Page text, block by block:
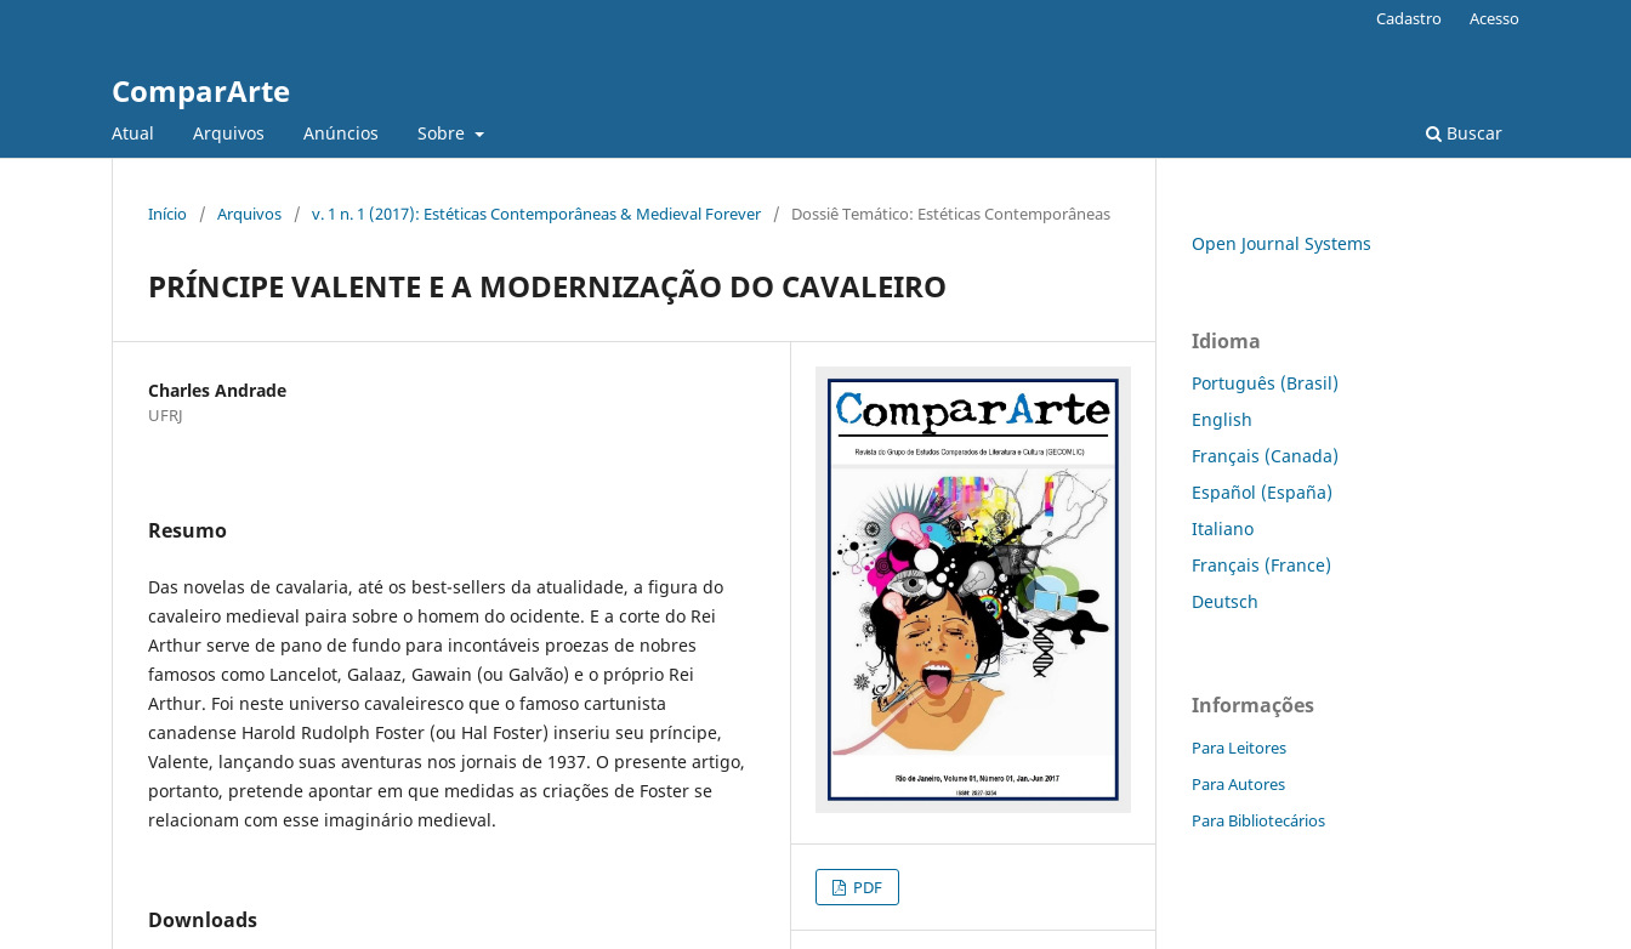
ComparArte
Atual Arquivos Anúncios Sobre Buscar
Cadastro Acesso
Início / Arquivos / v. 1 n. 1 (2017): Estéticas Contemporâneas & Medieval Forever / Dossiê Temático: Estéticas Contemporâneas
PRÍNCIPE VALENTE E A MODERNIZAÇÃO DO CAVALEIRO
Charles Andrade
UFRJ
Resumo
Das novelas de cavalaria, até os best-sellers da atualidade, a figura do
cavaleiro medieval paira sobre o homem do ocidente. E a corte do Rei
Arthur serve de pano de fundo para incontáveis proezas de nobres
famosos como Lancelot, Galaaz, Gawain (ou Galvão) e o próprio Rei
Arthur. Foi neste universo cavaleiresco que o famoso cartunista
canadense Harold Rudolph Foster (ou Hal Foster) inseriu seu príncipe,
Valente, lançando suas aventuras nos jornais de 1937. O presente artigo,
portanto, pretende apontar em que medidas as criações de Foster se
relacionam com esse imaginário medieval.
Downloads
PDF
Open Journal Systems
Idioma
Português (Brasil)
English
Français (Canada)
Español (España)
Italiano
Français (France)
Deutsch
Informações
Para Leitores
Para Autores
Para Bibliotecários